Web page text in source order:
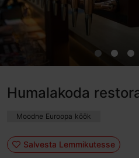
Humalakoda
Moodne Euroopa köök
Salvesta Lemmikutesse